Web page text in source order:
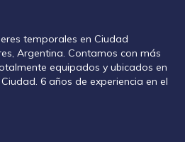
temporales en Ciudad
Argentina. Contamos con más
equipados y ubicados en
6 años de experiencia en el